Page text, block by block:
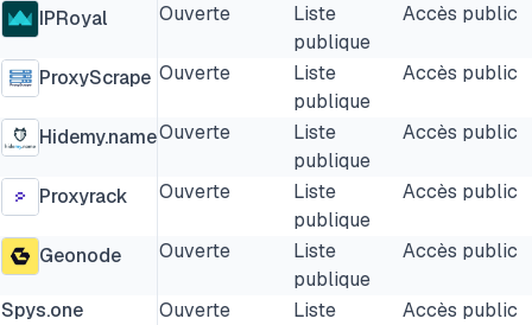
IPRoyal Ouverte
Liste
publique
Accès public
ProxyScrape Ouverte
Liste
publique
Accès public
Hidemy.nameOuverte
Liste
publique
Accès public
Proxyrack Ouverte
Liste
publique
Accès public
Geonode Ouverte
Liste
publique
Accès public
Spys.one Ouverte
Liste
Accès public